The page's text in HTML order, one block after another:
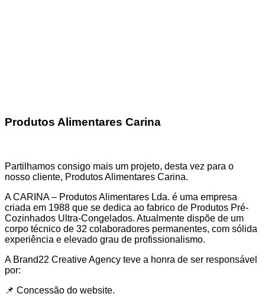
Produtos Alimentares Carina
Partilhamos consigo mais um projeto, desta vez para o
nosso cliente, Produtos Alimentares Carina.
A CARINA – Produtos Alimentares Lda. é uma empresa
criada em 1988 que se dedica ao fabrico de Produtos Pré-
Cozinhados Ultra-Congelados. Atualmente dispõe de um
corpo técnico de 32 colaboradores permanentes, com sólida
experiência e elevado grau de profissionalismo.
A Brand22 Creative Agency teve a honra de ser responsável
por:
📌 Concessão do website.